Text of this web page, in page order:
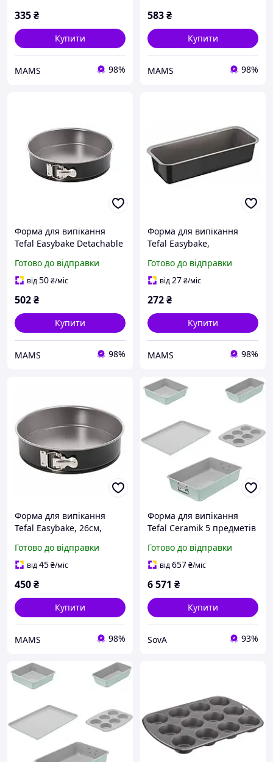
335₴
Купити
MAMS 98%
583₴
Купити
MAMS 98%
Форма для випікання
Tefal Easybake Detachable
Готово до відправки
від50₴/міс
502₴
Купити
MAMS 98%
Форма для випікання
Tefal Easybake,
вуглецева сталь, сірий
(J1740174) (t615616)
Готово до відправки
від27₴/міс
272₴
Купити
MAMS 98%
Форма для випікання
Tefal Easybake, 26см,
роз'ємна, кругла, сірий
(J1741374) (n615617)
Готово до відправки
від45₴/міс
450₴
Купити
MAMS 98%
Форма для випікання
Tefal Ceramik 5 предметів
Готово до відправки
від657₴/міс
6 571 ₴
Купити
SovA 93%